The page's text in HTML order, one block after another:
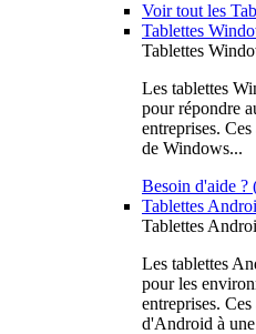
Voir tout les
Tablettes
Tablettes
Les tablettes
pour répondre
entreprises.
de Windows...
Besoin d'aide ?
Tablettes
Tablettes
Les tablettes
pour les
entreprises.
d'Android à